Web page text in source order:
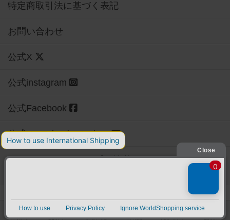
特定商取引法に基づく表記
お問い合わせ
公式X
公式instagram
公式Facebook
公式YouTubeチャンネル
Copyright (c)